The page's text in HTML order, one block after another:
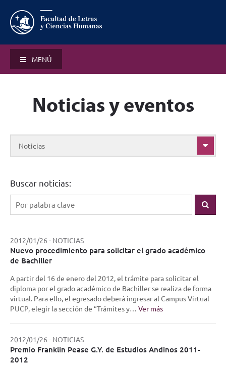
MENÚ
Noticias y eventos
Noticias
Buscar noticias:
2012/01/26 - NOTICIAS
Nuevo procedimiento para solicitar el grado académico
de Bachiller
A partir del 16 de enero del 2012, el trámite para solicitar el
diploma por el grado académico de Bachiller se realiza de forma
virtual. Para ello, el egresado deberá ingresar al Campus Virtual
PUCP, elegir la sección de “Trámites y… Ver más
2012/01/26 - NOTICIAS
Premio Franklin Pease G.Y. de Estudios Andinos 2011-
2012